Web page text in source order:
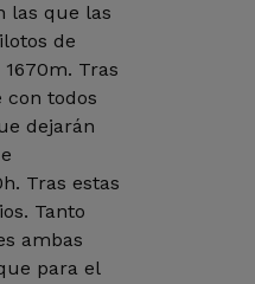
las que las
de
Tras
con todos
dejarán
Tras estas
Tanto
ambas
para el